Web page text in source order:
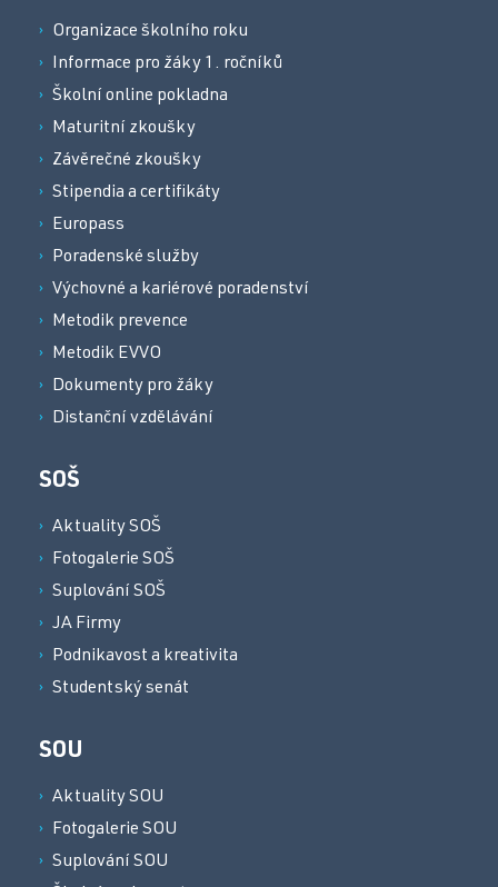
Organizace školního roku
Informace pro žáky 1. ročníků
Školní online pokladna
Maturitní zkoušky
Závěrečné zkoušky
Stipendia a certifikáty
Europass
Poradenské služby
Výchovné a kariérové poradenství
Metodik prevence
Metodik EVVO
Dokumenty pro žáky
Distanční vzdělávání
SOŠ
Aktuality SOŠ
Fotogalerie SOŠ
Suplování SOŠ
JA Firmy
Podnikavost a kreativita
Studentský senát
SOU
Aktuality SOU
Fotogalerie SOU
Suplování SOU